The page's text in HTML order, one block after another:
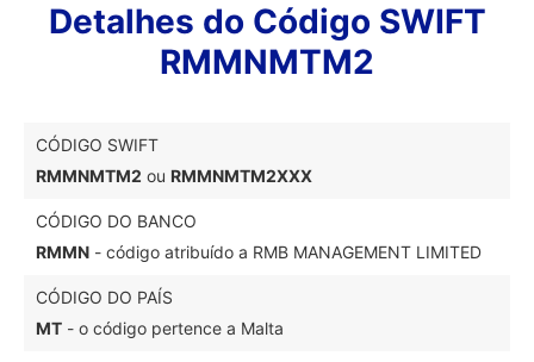
Detalhes do Código SWIFT
RMMNMTM2
CÓDIGO SWIFT
RMMNMTM2 ou RMMNMTM2XXX
CÓDIGO DO BANCO
RMMN - código atribuído a RMB MANAGEMENT LIMITED
CÓDIGO DO PAÍS
MT - o código pertence a Malta